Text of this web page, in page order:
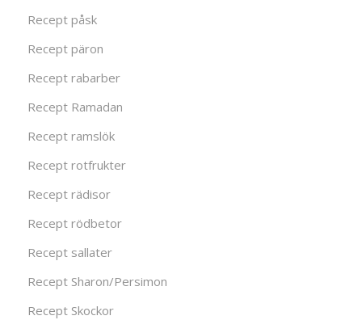
Recept påsk
Recept päron
Recept rabarber
Recept Ramadan
Recept ramslök
Recept rotfrukter
Recept rädisor
Recept rödbetor
Recept sallater
Recept Sharon/Persimon
Recept Skockor